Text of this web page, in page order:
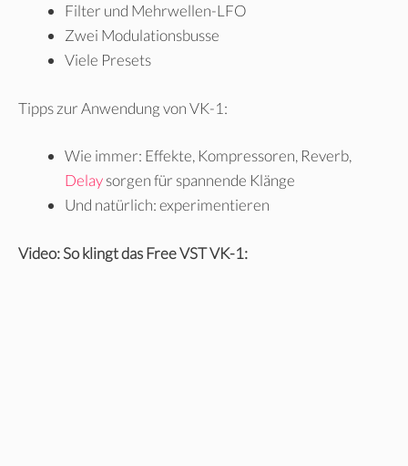
Filter und Mehrwellen-LFO
Zwei Modulationsbusse
Viele Presets
Tipps zur Anwendung von VK-1:
Wie immer: Effekte, Kompressoren, Reverb,
Delaysorgen für spannende Klänge
Und natürlich: experimentieren
Video: So klingt das Free VST VK-1: